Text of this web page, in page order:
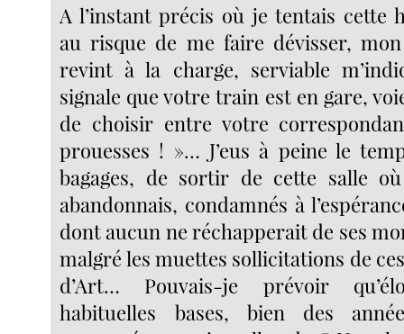
A l’instant précis où je tentais cette
au risque de me faire dévisser,
revint à la charge, serviable
signale que votre train est en gare,
de choisir entre votre
prouesses ! »… J’eus à peine le
bagages, de sortir de cette salle
abandonnais, condamnés à
dont aucun ne réchapperait de ses
malgré les muettes sollicitations de
d’Art… Pouvais-je prévoir
habituelles bases, bien des